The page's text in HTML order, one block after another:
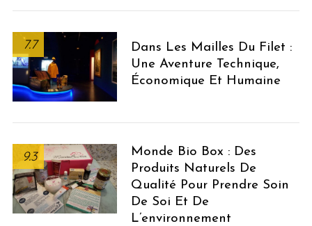
7.7
Dans Les Mailles Du Filet :
Une Aventure Technique,
Économique Et Humaine
9.3
Monde Bio Box : Des
Produits Naturels De
Qualité Pour Prendre Soin
De Soi Et De
L’environnement
S
e
a
c
h
f
o
r
: